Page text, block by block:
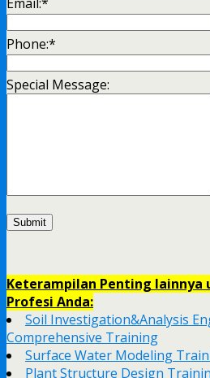
Phone:*
Special Message:
Keterampilan Penting lainnya
Profesi Anda:
Soil Investigation&Analysis
Comprehensive Training
Surface Water Modeling
Plant Structure Design